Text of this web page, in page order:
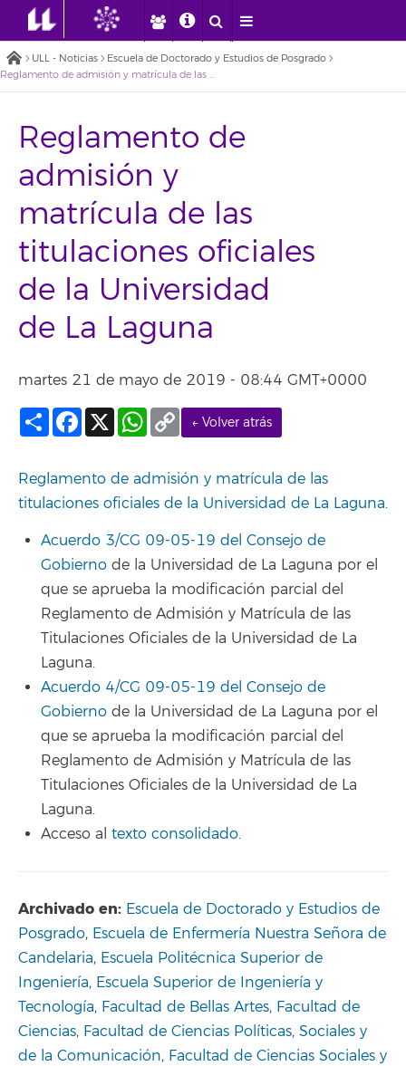
ULL - Noticias
Escuela de Doctorado y Estudios de Posgrado
Reglamento de admisión y matrícula de las titulaciones oficiales de la Universidad de La Laguna
Reglamento de
admisión y
matrícula de las
titulaciones oficiales
de la Universidad
de La Laguna
martes 21 de mayo de 2019 - 08:44 GMT+0000
← Volver atrás
Compartir
Facebook
X WhatsApp
Copy
Link
Reglamento de admisión y matrícula de las
titulaciones oficiales de la Universidad de La Laguna.
Acuerdo 3/CG 09-05-19 del Consejo de
Gobierno de la Universidad de La Laguna por el
que se aprueba la modificación parcial del
Reglamento de Admisión y Matrícula de las
Titulaciones Oficiales de la Universidad de La
Laguna.
Acuerdo 4/CG 09-05-19 del Consejo de
Gobierno de la Universidad de La Laguna por el
que se aprueba la modificación parcial del
Reglamento de Admisión y Matrícula de las
Titulaciones Oficiales de la Universidad de La
Laguna.
Acceso al texto consolidado.
Archivado en: Escuela de Doctorado y Estudios de
Posgrado, Escuela de Enfermería Nuestra Señora de
Candelaria, Escuela Politécnica Superior de
Ingeniería, Escuela Superior de Ingeniería y
Tecnología, Facultad de Bellas Artes, Facultad de
Ciencias, Facultad de Ciencias Políticas, Sociales y
de la Comunicación, Facultad de Ciencias Sociales y